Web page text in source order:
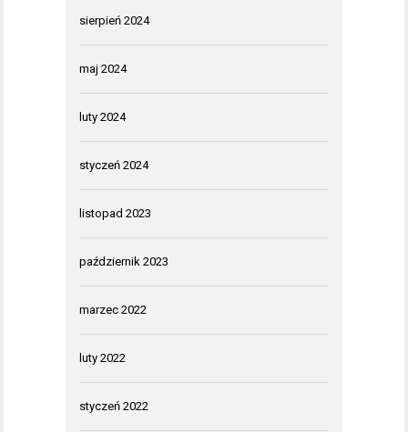
sierpień 2024
maj 2024
luty 2024
styczeń 2024
listopad 2023
październik 2023
marzec 2022
luty 2022
styczeń 2022